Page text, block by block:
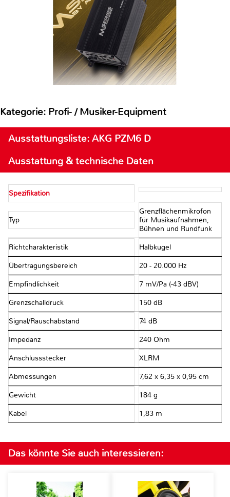
Kategorie: Profi- / Musiker-Equipment
Ausstattungsliste: AKG PZM6 D
Ausstattung & technische Daten
Spezifikation
Typ
Grenzflächenmikrofon
für Musikaufnahmen,
Bühnen und Rundfunk
Richtcharakteristik Halbkugel
Übertragungsbereich 20 - 20.000 Hz
Empfindlichkeit 7 mV/Pa (-43 dBV)
Grenzschalldruck 150 dB
Signal/Rauschabstand 74 dB
Impedanz 240 Ohm
Anschlussstecker XLRM
Abmessungen 7,62 x 6,35 x 0,95 cm
Gewicht 184 g
Kabel 1,83 m
Das könnte Sie auch interessieren: